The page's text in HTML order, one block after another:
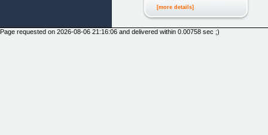
[more details]
Page requested on 2026-08-06 21:16:06 and delivered within 0.00758 sec ;)